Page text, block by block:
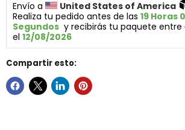
Envío a
United States of America
Realiza tu pedido antes de las 19 Horas
Segundos
y recibirás tu paquete entre
el 12/08/2026
Compartir esto: